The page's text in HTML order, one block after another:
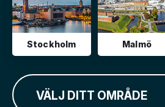
Stockholm Malmö
VÄLJ DITT OMRÅDE